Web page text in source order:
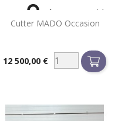
Cutter MADO Occasion
Prix
12 500,00 €
 Aperçu rapide